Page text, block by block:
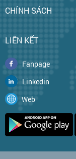
CHÍNH SÁCH
LIÊN KẾT
Fanpage
Linkedin
Web